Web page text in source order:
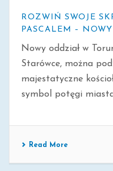
ROZWIŃ SWOJE
PASCALEM –
Nowy oddział w
Starówce, można
majestatyczne
symbol potęgi
Read More